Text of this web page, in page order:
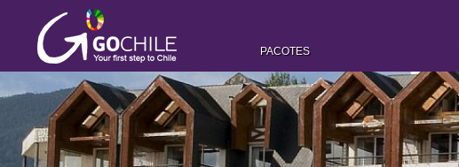
PACOTES